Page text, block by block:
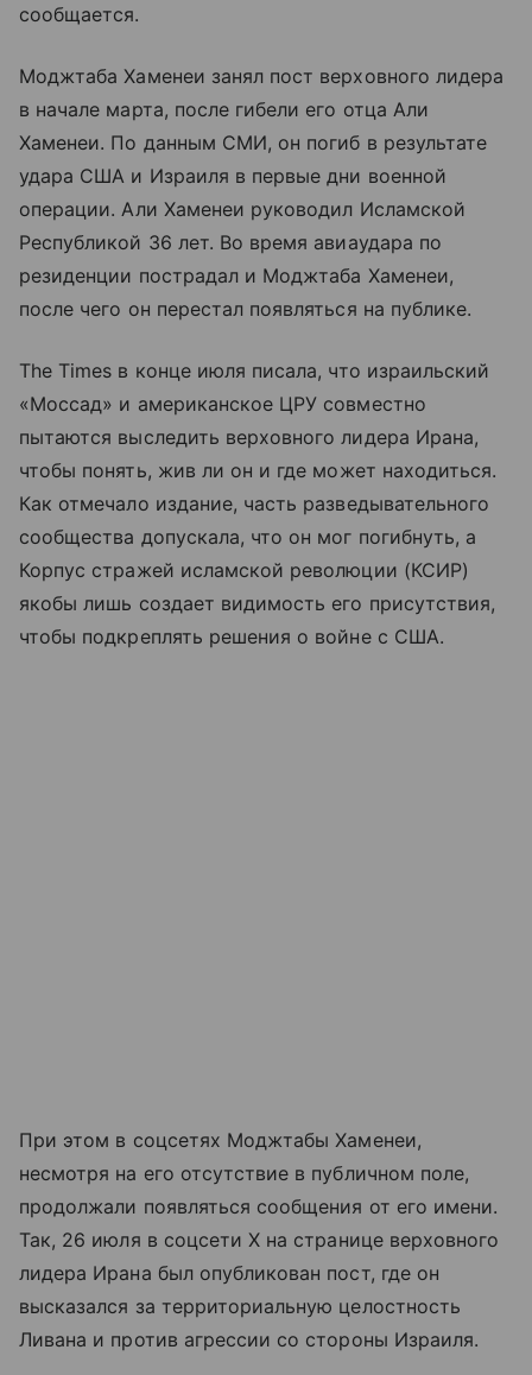
сообщается.
Моджтаба Хаменеи занял пост верховного лидера
в начале марта, после гибели его отца Али
Хаменеи. По данным СМИ, он погиб в результате
удара США и Израиля в первые дни военной
операции. Али Хаменеи руководил Исламской
Республикой 36 лет. Во время авиаудара по
резиденции пострадал и Моджтаба Хаменеи,
после чего он перестал появляться на публике.
The Times в конце июля писала, что израильский
«Моссад» и американское ЦРУ совместно
пытаются выследить верховного лидера Ирана,
чтобы понять, жив ли он и где может находиться.
Как отмечало издание, часть разведывательного
сообщества допускала, что он мог погибнуть, а
Корпус стражей исламской революции (КСИР)
якобы лишь создает видимость его присутствия,
чтобы подкреплять решения о войне с США.
При этом в соцсетях Моджтабы Хаменеи,
несмотря на его отсутствие в публичном поле,
продолжали появляться сообщения от его имени.
Так, 26 июля в соцсети Х на странице верховного
лидера Ирана был опубликован пост, где он
высказался за территориальную целостность
Ливана и против агрессии со стороны Израиля.